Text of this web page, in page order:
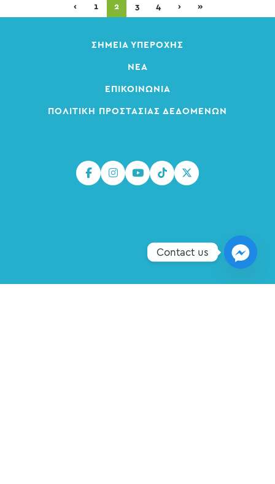
‹ 1 2 3 4 › »
ΣΗΜΕΊΑ ΥΠΕΡΟΧΉΣ
ΝΈΑ
ΕΠΙΚΟΙΝΩΝΊΑ
ΠΟΛΙΤΙΚΉ ΠΡΟΣΤΑΣΊΑΣ ΔΕΔΟΜΈΝΩΝ
Contact us